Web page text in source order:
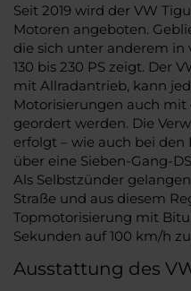
Seit 2019 wird der VW
Motoren angeboten.
die sich unter anderem
130 bis 230 PS zeigt. Der
mit Allradantrieb, kann
Motorisierungen auch
geordert werden. Die
erfolgt – wie auch bei den
über eine Sieben-Gang-
Als Selbstzünder
Straße und aus diesem
Topmotorisierung mit
Sekunden auf 100 km/h
Ausstattung des